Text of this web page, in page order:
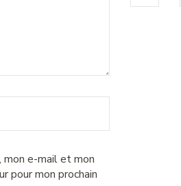
mon e-mail et mon
pour mon prochain